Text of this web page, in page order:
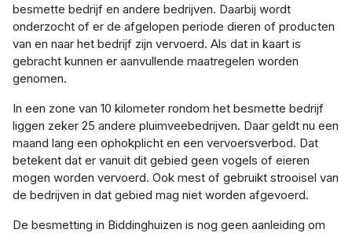
besmette bedrijf en andere bedrijven. Daarbij wordt
onderzocht of er de afgelopen periode dieren of producten
van en naar het bedrijf zijn vervoerd. Als dat in kaart is
gebracht kunnen er aanvullende maatregelen worden
genomen.
In een zone van 10 kilometer rondom het besmette bedrijf
liggen zeker 25 andere pluimveebedrijven. Daar geldt nu een
maand lang een ophokplicht en een vervoersverbod. Dat
betekent dat er vanuit dit gebied geen vogels of eieren
mogen worden vervoerd. Ook mest of gebruikt strooisel van
de bedrijven in dat gebied mag niet worden afgevoerd.
De besmetting in Biddinghuizen is nog geen aanleiding om